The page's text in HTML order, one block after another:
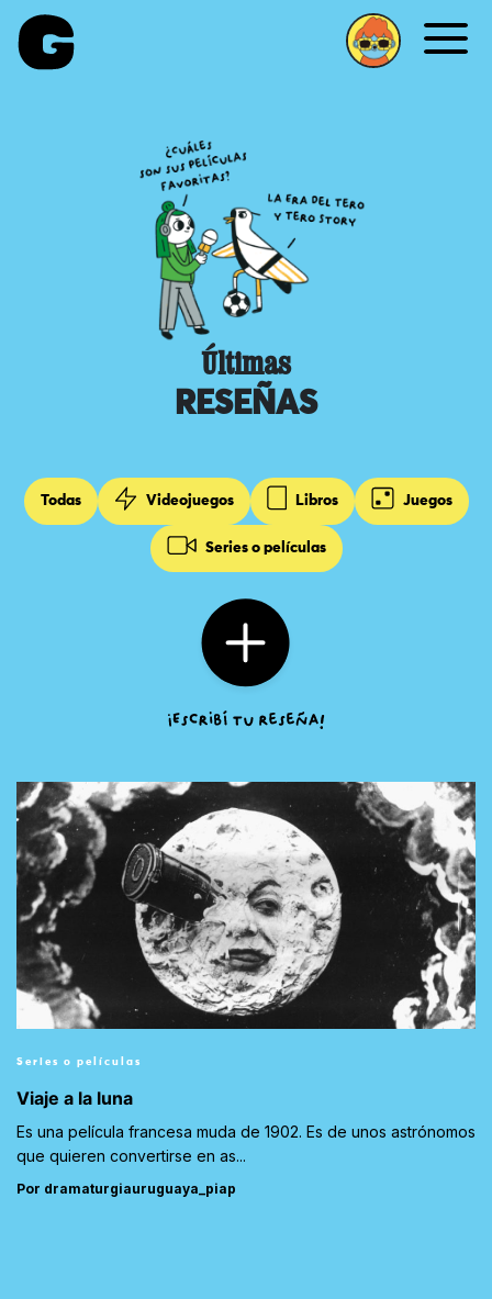
Últimas
RESEÑAS
Todas Videojuegos Libros Juegos
Series o películas
Series o películas
Viaje a la luna
Es una película francesa muda de 1902. Es de unos astrónomos
que quieren convertirse en as...
Por dramaturgiauruguaya_piap